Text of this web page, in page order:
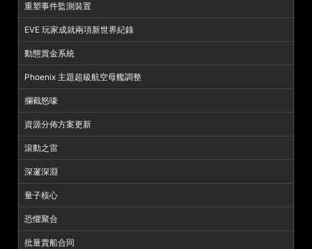
重塑事件監測裝置
EVE 玩家成就兩項新世界紀錄
動態賞金系統
Phoenix 主題超級航空母艦調整
攔截怒嚎
資源分佈方案更新
滾動之雷
深邃深淵
量子核心
恐懼聚合
批量賣船合同